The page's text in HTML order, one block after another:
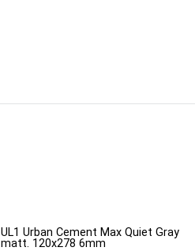
UL1 Urban Cement Max Quiet Gray
matt. 120x278 6mm